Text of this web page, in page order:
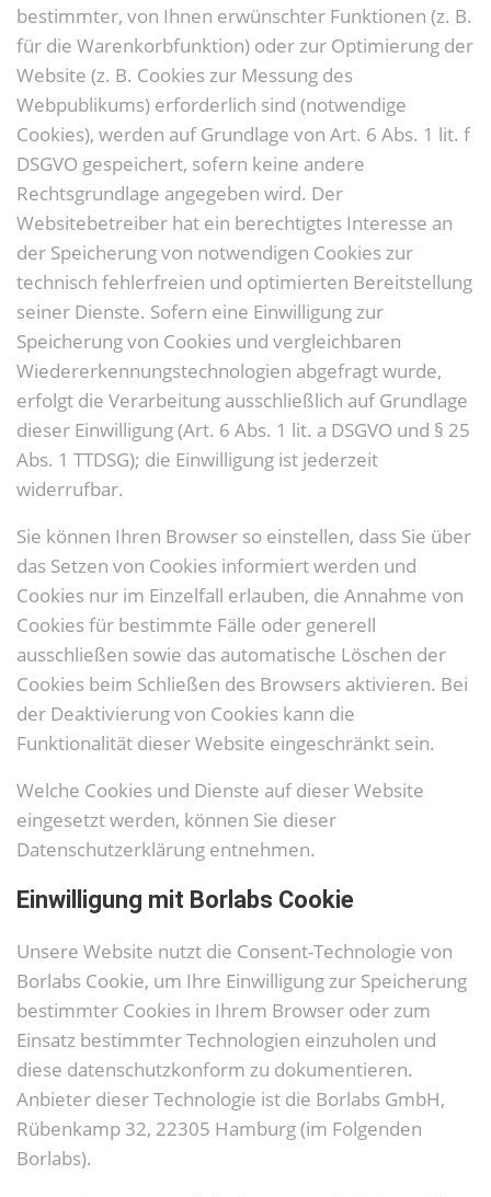
bestimmter, von Ihnen erwünschter Funktionen (z. B.
für die Warenkorbfunktion) oder zur Optimierung der
Website (z. B. Cookies zur Messung des
Webpublikums) erforderlich sind (notwendige
Cookies), werden auf Grundlage von Art. 6 Abs. 1 lit. f
DSGVO gespeichert, sofern keine andere
Rechtsgrundlage angegeben wird. Der
Websitebetreiber hat ein berechtigtes Interesse an
der Speicherung von notwendigen Cookies zur
technisch fehlerfreien und optimierten Bereitstellung
seiner Dienste. Sofern eine Einwilligung zur
Speicherung von Cookies und vergleichbaren
Wiedererkennungstechnologien abgefragt wurde,
erfolgt die Verarbeitung ausschließlich auf Grundlage
dieser Einwilligung (Art. 6 Abs. 1 lit. a DSGVO und § 25
Abs. 1 TTDSG); die Einwilligung ist jederzeit
widerrufbar.
Sie können Ihren Browser so einstellen, dass Sie über
das Setzen von Cookies informiert werden und
Cookies nur im Einzelfall erlauben, die Annahme von
Cookies für bestimmte Fälle oder generell
ausschließen sowie das automatische Löschen der
Cookies beim Schließen des Browsers aktivieren. Bei
der Deaktivierung von Cookies kann die
Funktionalität dieser Website eingeschränkt sein.
Welche Cookies und Dienste auf dieser Website
eingesetzt werden, können Sie dieser
Datenschutzerklärung entnehmen.
Einwilligung mit Borlabs Cookie
Unsere Website nutzt die Consent-Technologie von
Borlabs Cookie, um Ihre Einwilligung zur Speicherung
bestimmter Cookies in Ihrem Browser oder zum
Einsatz bestimmter Technologien einzuholen und
diese datenschutzkonform zu dokumentieren.
Anbieter dieser Technologie ist die Borlabs GmbH,
Rübenkamp 32, 22305 Hamburg (im Folgenden
Borlabs).